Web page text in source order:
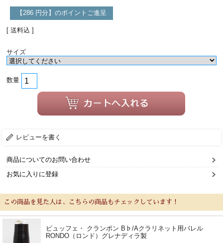
【286 円分】のポイントご進呈
[ 送料込 ]
サイズ
数量
レビューを書く
商品についてのお問い合わせ
お気に入りに登録
この商品を見た人は、こちらの商品もチェックしています！
ビュッフェ・ クランポン B♭/Aクラリネット用バレル
RONDO（ロンド）グレナディラ製